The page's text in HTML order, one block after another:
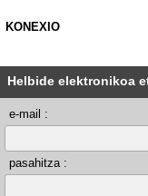
KONEXIO
Helbide elektronikoa
e-mail :
pasahitza :